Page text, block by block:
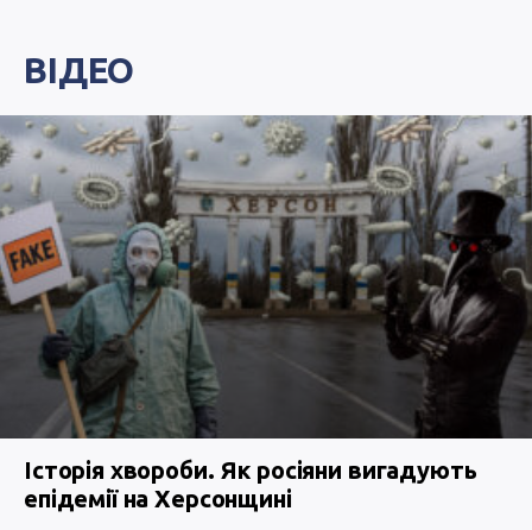
ВІДЕО
Історія хвороби. Як росіяни вигадують
епідемії на Херсонщині